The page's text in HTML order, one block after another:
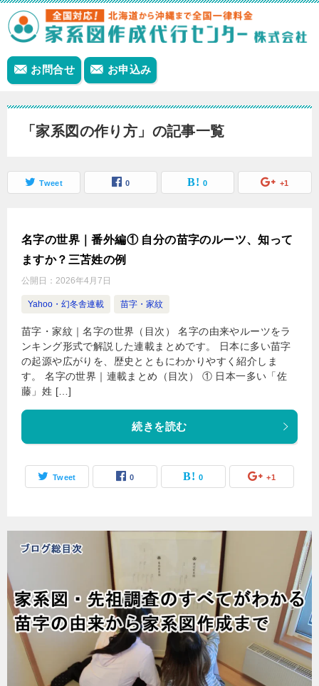
お問合せ お申込み
「家系図の作り方」の記事一覧
Tweet 0 0 +1
名字の世界｜番外編① 自分の苗字のルーツ、知って
ますか？三苫姓の例
公開日： 2026年4月7日
Yahoo・幻冬舎連載 苗字・家紋
苗字・家紋｜名字の世界（目次） 名字の由来やルーツをラ
ンキング形式で解説した連載まとめです。 日本に多い苗字
の起源や広がりを、歴史とともにわかりやすく紹介しま
す。 名字の世界｜連載まとめ（目次） ① 日本一多い「佐
藤」姓 […]
続きを読む
Tweet 0 0 +1